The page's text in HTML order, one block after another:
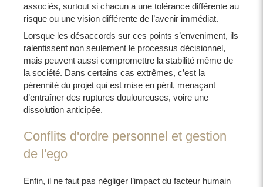
associés, surtout si chacun a une tolérance différente au
risque ou une vision différente de l’avenir immédiat.
Lorsque les désaccords sur ces points s’enveniment, ils
ralentissent non seulement le processus décisionnel,
mais peuvent aussi compromettre la stabilité même de
la société. Dans certains cas extrêmes, c’est la
pérennité du projet qui est mise en péril, menaçant
d’entraîner des ruptures douloureuses, voire une
dissolution anticipée.
Conflits d'ordre personnel et gestion
de l'ego
Enfin, il ne faut pas négliger l’impact du facteur humain